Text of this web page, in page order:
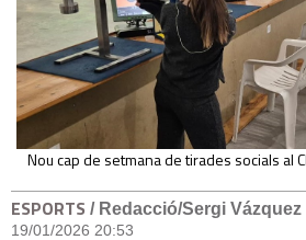
Nou cap de setmana de tirades socials al
ESPORTS / Redacció/Sergi Vázquez
19/01/2026 20:53